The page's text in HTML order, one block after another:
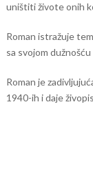
uništiti živote onih
Roman istražuje
sa svojom
Roman je
1940-ih i daje